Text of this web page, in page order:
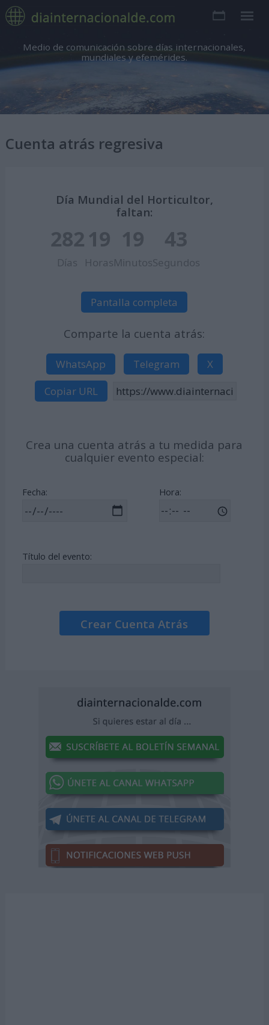
Medio de comunicación sobre días internacionales,
mundiales y efemérides.
Cuenta atrás regresiva
Día Mundial del Horticultor,
faltan:
282
Días
19
Horas
19
Minutos
42
Segundos
Pantalla completa
Comparte la cuenta atrás:
WhatsApp Telegram
X
Copiar URL
Crea una cuenta atrás a tu medida para
cualquier evento especial:
Fecha: Hora:
Título del evento:
Crear Cuenta Atrás